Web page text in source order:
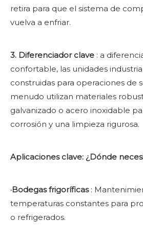
retira para que el sistema de
vuelva a enfriar.
3. Diferenciador clave : a
confortable, las unidades
construidas para operaciones de
menudo utilizan materiales
galvanizado o acero inoxidable
corrosión y una limpieza rigurosa.
Aplicaciones clave: ¿Dónde
·Bodegas frigoríficas :
temperaturas constantes para
o refrigerados.